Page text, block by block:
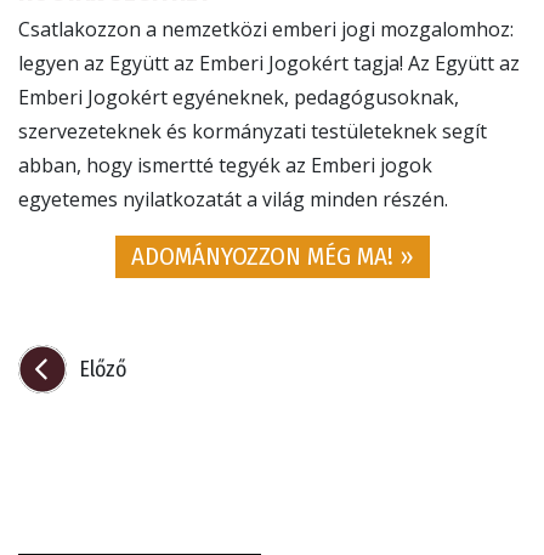
Csatlakozzon a nemzetközi emberi jogi mozgalomhoz:
legyen az Együtt az Emberi Jogokért tagja! Az Együtt az
Emberi Jogokért egyéneknek, pedagógusoknak,
szervezeteknek és kormányzati testületeknek segít
abban, hogy ismertté tegyék az Emberi jogok
egyetemes nyilatkozatát a világ minden részén.
ADOMÁNYOZZON MÉG MA! »
Előző